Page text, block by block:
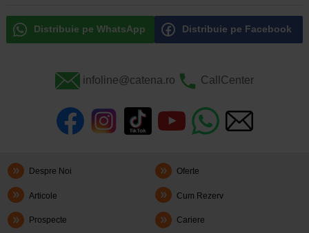
Distribuie pe WhatsApp Distribuie pe Facebook
infoline@catena.ro CallCenter
Despre Noi Oferte
Articole Cum Rezerv
Prospecte Cariere